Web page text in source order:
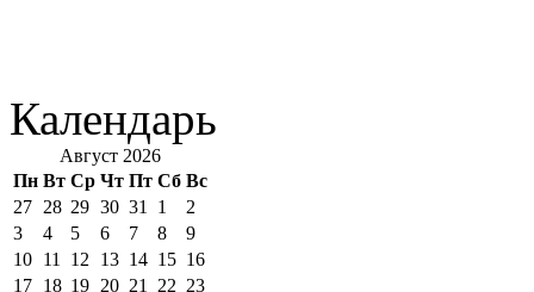
Календарь
Август 2026
Пн Вт Ср Чт Пт Сб Вс
27 28 29 30 31 1
2
3
4 5 6 7 8
9
10 11 12 13 14 15 16
17 18 19 20 21 22 23